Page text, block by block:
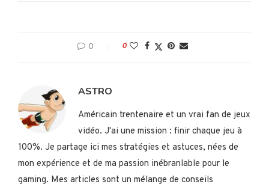
0 0
ASTRO
Américain trentenaire et un vrai fan de jeux
vidéo. J'ai une mission : finir chaque jeu à
100%. Je partage ici mes stratégies et astuces, nées de
mon expérience et de ma passion inébranlable pour le
gaming. Mes articles sont un mélange de conseils